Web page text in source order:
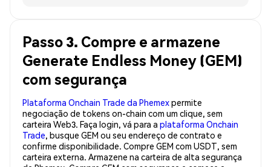
Passo 3. Compre e armazene
Generate Endless Money (GEM)
com segurança
Plataforma Onchain Trade da Phemexpermite
negociação de tokens on-chain com um clique, sem
carteira Web3. Faça login, vá para a plataforma Onchain
Trade, busque GEM ou seu endereço de contrato e
confirme disponibilidade. Compre GEM com USDT, sem
carteira externa. Armazene na carteira de alta segurança